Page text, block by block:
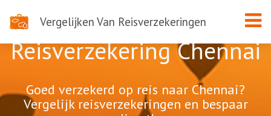
Vergelijken Van Reisverzekeringen
Reisverzekering Chennai
Goed verzekerd op reis naar Chennai?
Vergelijk reisverzekeringen en bespaar